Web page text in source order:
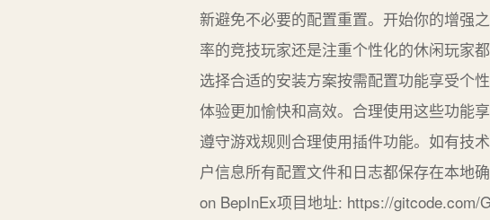
新避免不必要的配置重置。开始你的增强
率的竞技玩家还是注重个性化的休闲玩家
选择合适的安装方案按需配置功能享受个
体验更加愉快和高效。合理使用这些功能
遵守游戏规则合理使用插件功能。如有技
户信息所有配置文件和日志都保存在本地
on BepInEx项目地址: https://gitcode.com/